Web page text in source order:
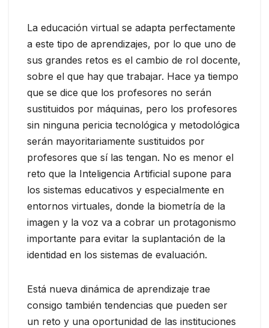
La educación virtual se adapta perfectamente
a este tipo de aprendizajes, por lo que uno de
sus grandes retos es el cambio de rol docente,
sobre el que hay que trabajar. Hace ya tiempo
que se dice que los profesores no serán
sustituidos por máquinas, pero los profesores
sin ninguna pericia tecnológica y metodológica
serán mayoritariamente sustituidos por
profesores que sí las tengan. No es menor el
reto que la Inteligencia Artificial supone para
los sistemas educativos y especialmente en
entornos virtuales, donde la biometría de la
imagen y la voz va a cobrar un protagonismo
importante para evitar la suplantación de la
identidad en los sistemas de evaluación.
Está nueva dinámica de aprendizaje trae
consigo también tendencias que pueden ser
un reto y una oportunidad de las instituciones